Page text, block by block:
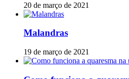
20 de março de 2021
Malandras
19 de março de 2021